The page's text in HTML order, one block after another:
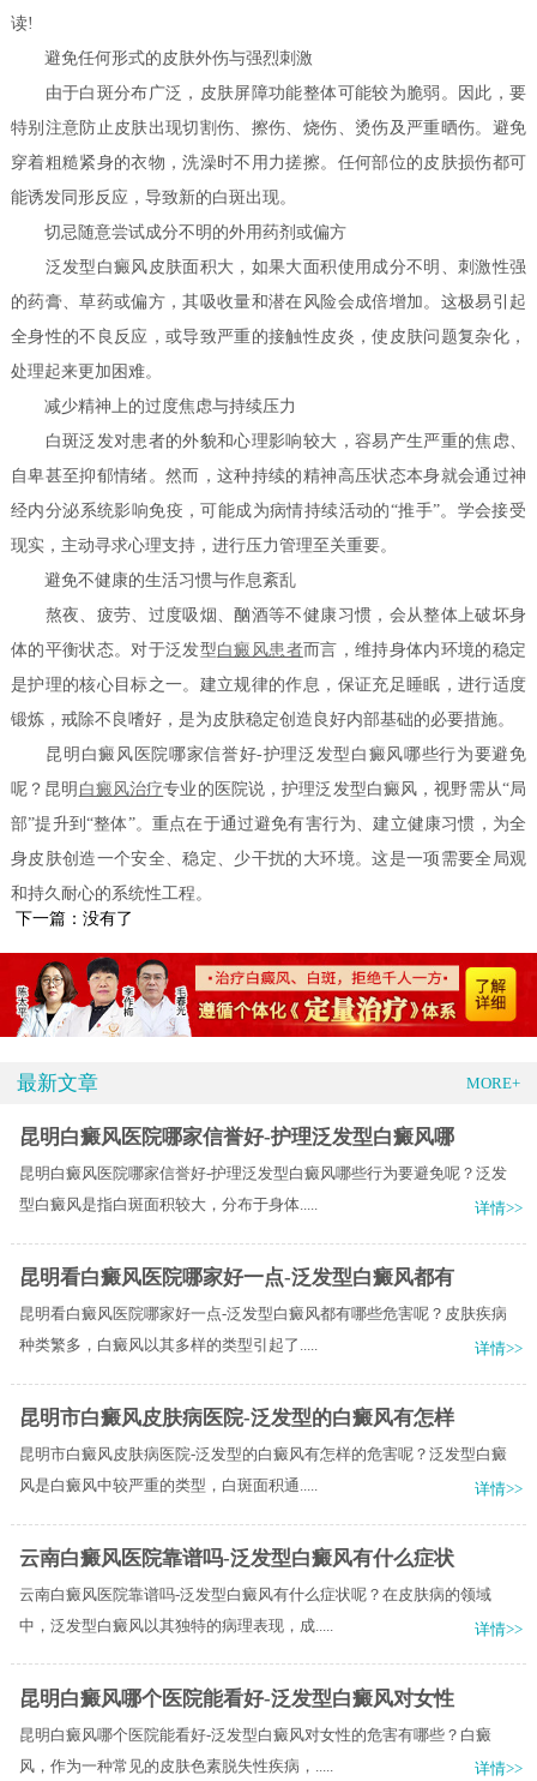
读!
避免任何形式的皮肤外伤与强烈刺激
由于白斑分布广泛，皮肤屏障功能整体可能较为脆弱。因此，要
特别注意防止皮肤出现切割伤、擦伤、烧伤、烫伤及严重晒伤。避免
穿着粗糙紧身的衣物，洗澡时不用力搓擦。任何部位的皮肤损伤都可
能诱发同形反应，导致新的白斑出现。
切忌随意尝试成分不明的外用药剂或偏方
泛发型白癜风皮肤面积大，如果大面积使用成分不明、刺激性强
的药膏、草药或偏方，其吸收量和潜在风险会成倍增加。这极易引起
全身性的不良反应，或导致严重的接触性皮炎，使皮肤问题复杂化，
处理起来更加困难。
减少精神上的过度焦虑与持续压力
白斑泛发对患者的外貌和心理影响较大，容易产生严重的焦虑、
自卑甚至抑郁情绪。然而，这种持续的精神高压状态本身就会通过神
经内分泌系统影响免疫，可能成为病情持续活动的“推手”。学会接受
现实，主动寻求心理支持，进行压力管理至关重要。
避免不健康的生活习惯与作息紊乱
熬夜、疲劳、过度吸烟、酗酒等不健康习惯，会从整体上破坏身
体的平衡状态。对于泛发型白癜风患者而言，维持身体内环境的稳定
是护理的核心目标之一。建立规律的作息，保证充足睡眠，进行适度
锻炼，戒除不良嗜好，是为皮肤稳定创造良好内部基础的必要措施。
昆明白癜风医院哪家信誉好-护理泛发型白癜风哪些行为要避免
呢？昆明 白癜风治疗专业的医院说，护理泛发型白癜风，视野需从“局
部”提升到“整体”。重点在于通过避免有害行为、建立健康习惯，为全
身皮肤创造一个安全、稳定、少干扰的大环境。这是一项需要全局观
和持久耐心的系统性工程。
下一篇：没有了
最新文章 MORE+
昆明白癜风医院哪家信誉好-护理泛发型白癜风哪
昆明白癜风医院哪家信誉好-护理泛发型白癜风哪些行为要避免呢？泛发
型白癜风是指白斑面积较大，分布于身体.....
详情>>
昆明看白癜风医院哪家好一点-泛发型白癜风都有
昆明看白癜风医院哪家好一点-泛发型白癜风都有哪些危害呢？皮肤疾病
种类繁多，白癜风以其多样的类型引起了.....
详情>>
昆明市白癜风皮肤病医院-泛发型的白癜风有怎样
昆明市白癜风皮肤病医院-泛发型的白癜风有怎样的危害呢？泛发型白癜
风是白癜风中较严重的类型，白斑面积通.....
详情>>
云南白癜风医院靠谱吗-泛发型白癜风有什么症状
云南白癜风医院靠谱吗-泛发型白癜风有什么症状呢？在皮肤病的领域
中，泛发型白癜风以其独特的病理表现，成.....
详情>>
昆明白癜风哪个医院能看好-泛发型白癜风对女性
昆明白癜风哪个医院能看好-泛发型白癜风对女性的危害有哪些？白癜
风，作为一种常见的皮肤色素脱失性疾病，.....
详情>>